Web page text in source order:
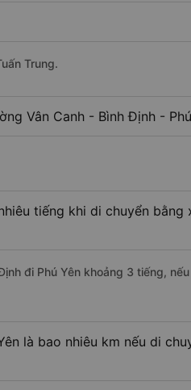
Trung.
Vân Canh - Bình Định -
tiếng khi di chuyển bằng
đi Phú Yên khoảng 3 tiếng,
là bao nhiêu km nếu di